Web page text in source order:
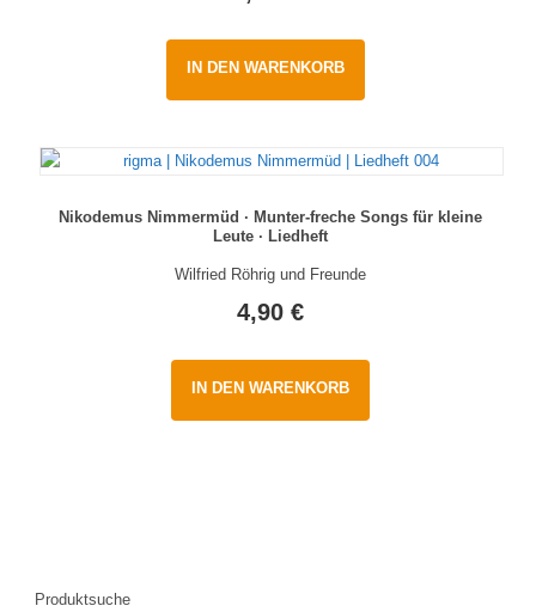
IN DEN WARENKORB
Nikodemus Nimmermüd · Munter-freche Songs für kleine
Leute · Liedheft
Wilfried Röhrig und Freunde
4,90 €
IN DEN WARENKORB
Produktsuche